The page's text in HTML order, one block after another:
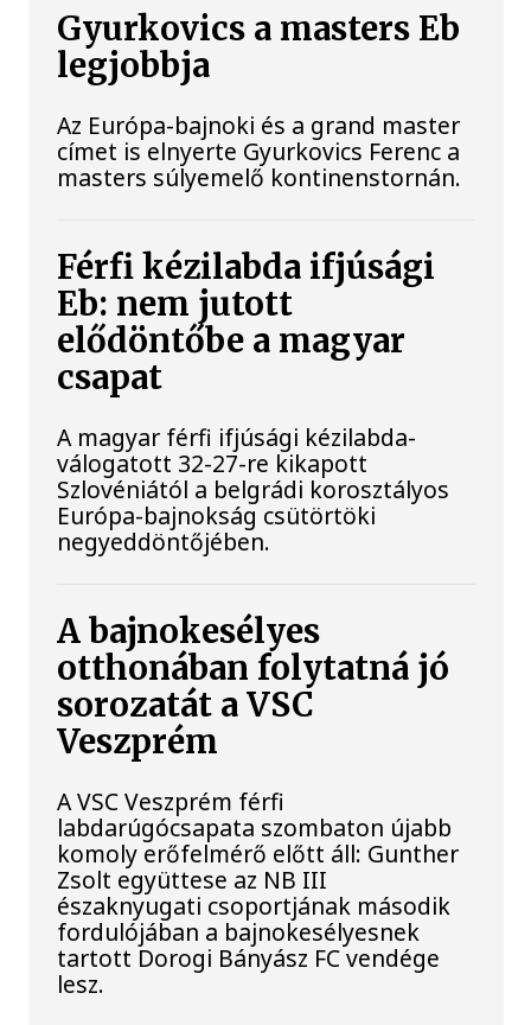
Gyurkovics a masters Eb
legjobbja
Az Európa-bajnoki és a grand master
címet is elnyerte Gyurkovics Ferenc a
masters súlyemelő kontinenstornán.
Férfi kézilabda ifjúsági
Eb: nem jutott
elődöntőbe a magyar
csapat
A magyar férfi ifjúsági kézilabda-
válogatott 32-27-re kikapott
Szlovéniától a belgrádi korosztályos
Európa-bajnokság csütörtöki
negyeddöntőjében.
A bajnokesélyes
otthonában folytatná jó
sorozatát a VSC
Veszprém
A VSC Veszprém férfi
labdarúgócsapata szombaton újabb
komoly erőfelmérő előtt áll: Gunther
Zsolt együttese az NB III
északnyugati csoportjának második
fordulójában a bajnokesélyesnek
tartott Dorogi Bányász FC vendége
lesz.